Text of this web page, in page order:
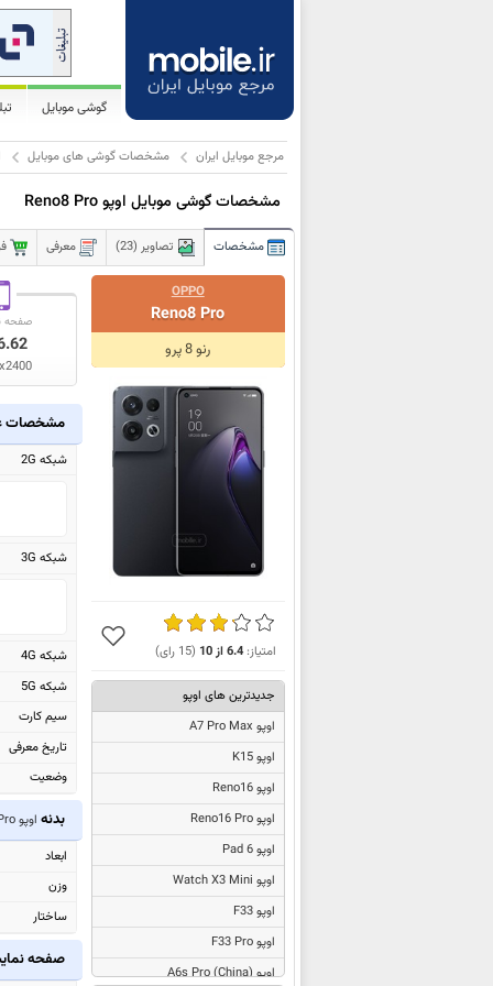
گوشی موبایل
مرجع موبایل ایران مشخصات گوشی های موبایل
مشخصات گوشی موبایل اوپو Reno8 Pro
مشخصات تصاویر (23) معرفی
OPPO
Reno8 Pro
رنو 8 پرو
امتیاز:6.4از10
(
15 رای)
جدیدترین های اوپو
اوپو A7 Pro Max
اوپو K15
اوپو Reno16
اوپو Reno16 Pro
اوپو Pad 6
اوپو Watch X3 Mini
اوپو F33
اوپو F33 Pro
اوپوA6s Pro (China)
صفحه
مشخصات
شبکه 2G
شبکه 3G
شبکه 4G
شبکه 5G
سیم کارت
تاریخ معرفی
وضعیت
بدنه اوپو Reno8 Pro
ابعاد
وزن
ساختار
صفحه